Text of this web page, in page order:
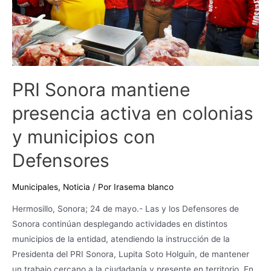
PRI Sonora mantiene
presencia activa en colonias
y municipios con
Defensores
Municipales, Noticia / Por Irasema blanco
Hermosillo, Sonora; 24 de mayo.- Las y los Defensores de
Sonora continúan desplegando actividades en distintos
municipios de la entidad, atendiendo la instrucción de la
Presidenta del PRI Sonora, Lupita Soto Holguín, de mantener
y
municipios
con
Defensores